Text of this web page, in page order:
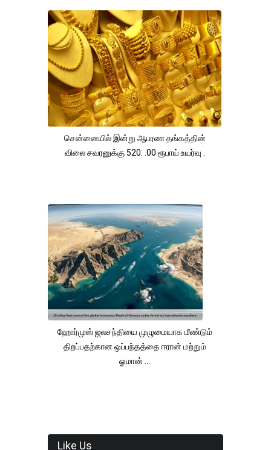
சென்னையில் இன்று ஆபரண தங்கத்தின்
விலை சவரனுக்கு 520. .00 ரூபாய் உயர்வு .
ஹோர்முஸ் ஜலசந்தியை முழுமையாக மீண்டும்
திறப்பதற்கான ஒப்பந்தத்தை ஈரான் மற்றும்
ஓமான் ...
Like Us